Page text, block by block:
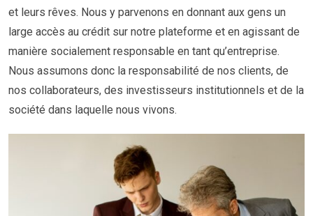
et leurs rêves. Nous y parvenons en donnant aux gens un
large accès au crédit sur notre plateforme et en agissant de
manière socialement responsable en tant qu’entreprise.
Nous assumons donc la responsabilité de nos clients, de
nos collaborateurs, des investisseurs institutionnels et de la
société dans laquelle nous vivons.